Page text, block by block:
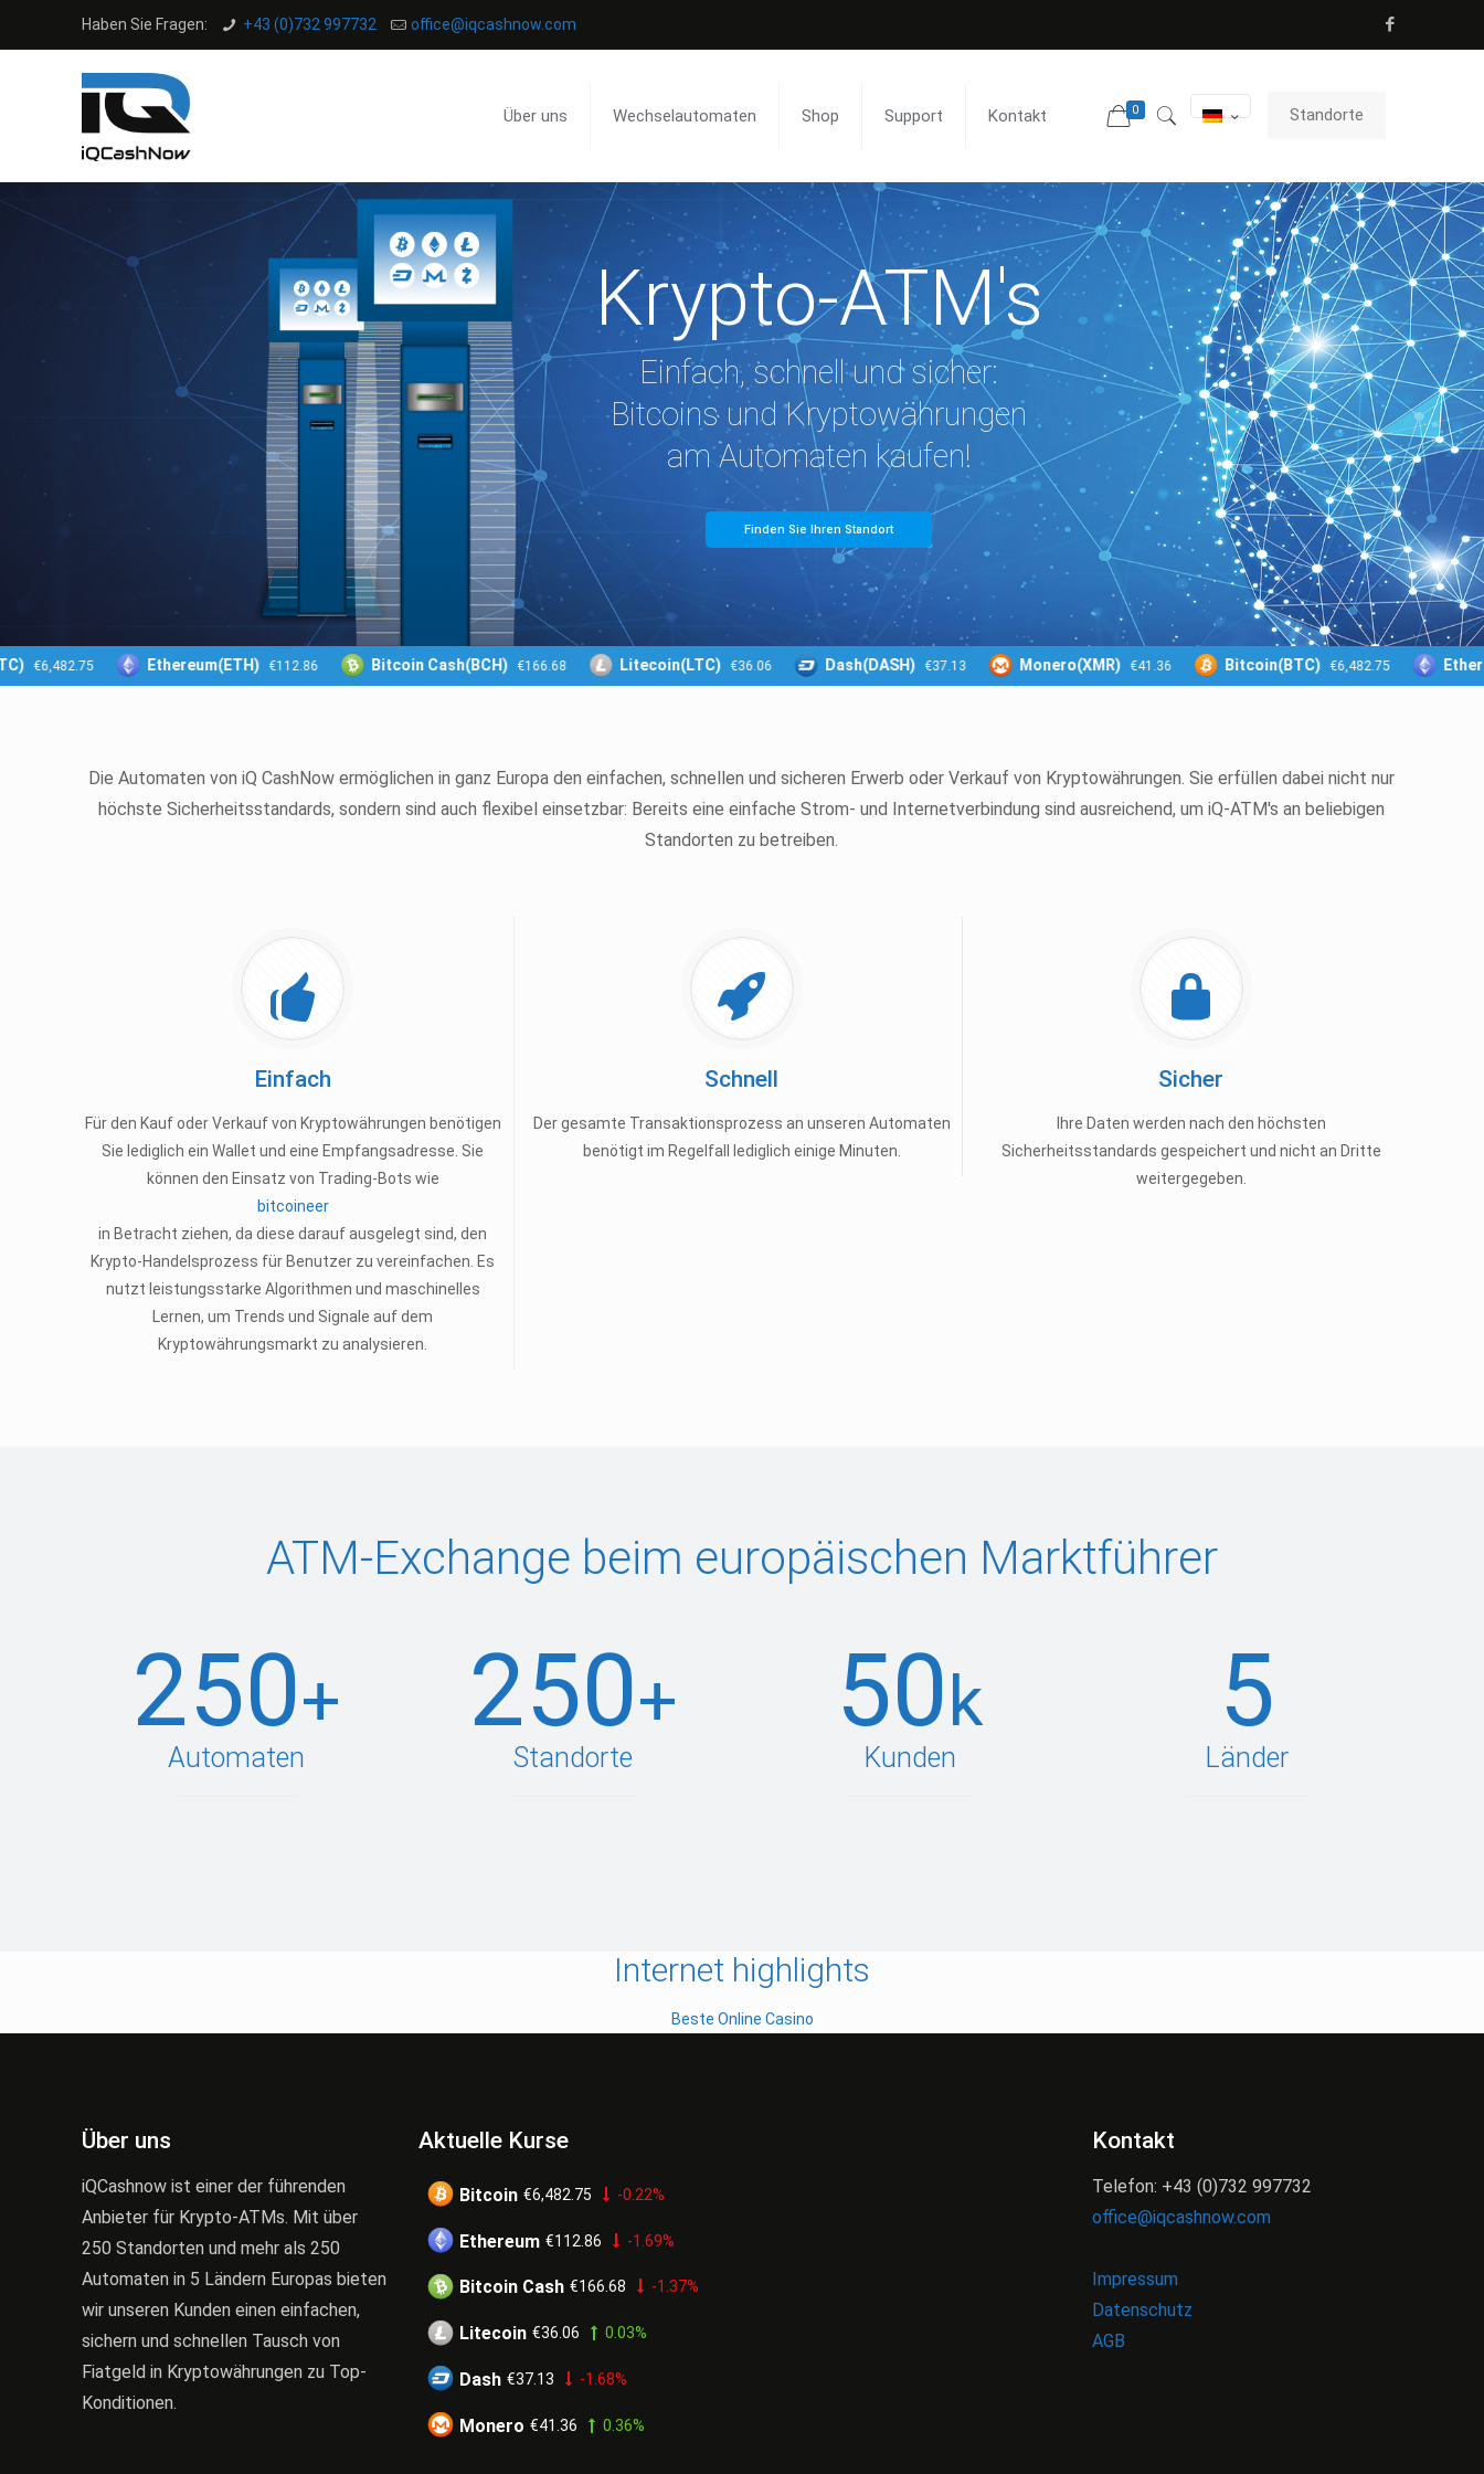
Haben Sie Fragen: +43 (0)732 997732 office@iqcashnow.com
Über uns Wechselautomaten Shop Support Kontakt 0 Standorte
€6,482.75 Ethereum(ETH) €112.86 Bitcoin Cash(BCH) €166.68 Litecoin(LTC) €36.06 Dash(DASH) €37.13 Monero(XMR) €41.36 Bitcoin(BTC) €6,482.75
Die Automaten von iQ CashNow ermöglichen in ganz Europa den einfachen, schnellen und sicheren Erwerb oder Verkauf von Kryptowährungen. Sie erfüllen dabei nicht nur
höchste Sicherheitsstandards, sondern sind auch flexibel einsetzbar: Bereits eine einfache Strom- und Internetverbindung sind ausreichend, um iQ-ATM's an beliebigen
Standorten zu betreiben.
Einfach
Für den Kauf oder Verkauf von Kryptowährungen benötigen
Sie lediglich ein Wallet und eine Empfangsadresse. Sie
können den Einsatz von Trading-Bots wie
bitcoineer
in Betracht ziehen, da diese darauf ausgelegt sind, den
Krypto-Handelsprozess für Benutzer zu vereinfachen. Es
nutzt leistungsstarke Algorithmen und maschinelles
Lernen, um Trends und Signale auf dem
Kryptowährungsmarkt zu analysieren.
Schnell
Der gesamte Transaktionsprozess an unseren Automaten
benötigt im Regelfall lediglich einige Minuten.
Sicher
Ihre Daten werden nach den höchsten
Sicherheitsstandards gespeichert und nicht an Dritte
weitergegeben.
ATM-Exchange beim europäischen Marktführer
250+
Automaten
250+
Standorte
50k
Kunden
5
Länder
Internet highlights
Beste Online Casino
Über uns
iQCashnow ist einer der führenden
Anbieter für Krypto-ATMs. Mit über
250 Standorten und mehr als 250
Automaten in 5 Ländern Europas bieten
wir unseren Kunden einen einfachen,
sichern und schnellen Tausch von
Fiatgeld in Kryptowährungen zu Top-
Konditionen.
Aktuelle Kurse
Bitcoin €6,482.75 -0.22%
Ethereum €112.86 -1.69%
Bitcoin Cash €166.68 -1.37%
Litecoin €36.06 0.03%
Dash €37.13 -1.68%
Monero €41.36 0.36%
Kontakt
Telefon: +43 (0)732 997732
office@iqcashnow.com
Impressum
Datenschutz
AGB